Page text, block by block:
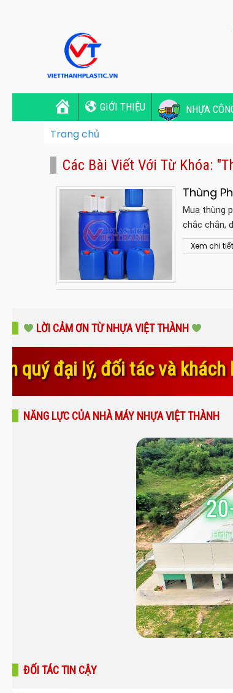
GIỚI THIỆU NHỰA
Trang chủ
Các Bài Viết Với Từ Khóa:
Thùng
Mua thùng
chắc chắn,
Xem chi tiết
LỜI CẢM ƠN TỪ NHỰA VIỆT THÀNH
hàng đã luôn tin tưởng,
NĂNG LỰC CỦA NHÀ MÁY NHỰA VIỆT THÀNH
Hình
ĐỐI TÁC TIN CẬY